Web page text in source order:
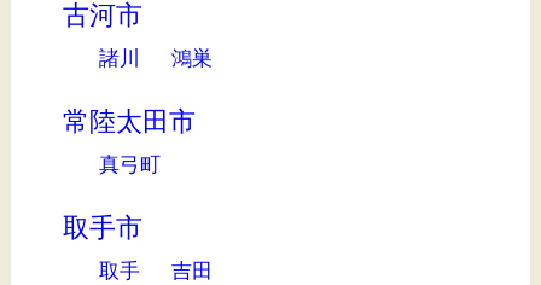
古河市
諸川 鴻巣
常陸太田市
真弓町
取手市
取手 吉田